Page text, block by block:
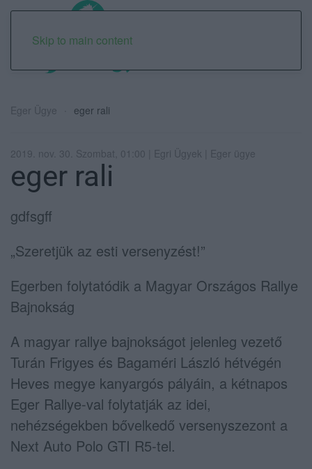
Skip to main content
Eger Ügye eger rali
2019. nov. 30. Szombat, 01:00 | Egri Ügyek | Eger ügye
eger rali
gdfsgff
„Szeretjük az esti versenyzést!”
Egerben folytatódik a Magyar Országos Rallye
Bajnokság
A magyar rallye bajnokságot jelenleg vezető
Turán Frigyes és Bagaméri László hétvégén
Heves megye kanyargós pályáin, a kétnapos
Eger Rallye-val folytatják az idei,
nehézségekben bővelkedő versenyszezont a
Next Auto Polo GTI R5-tel.